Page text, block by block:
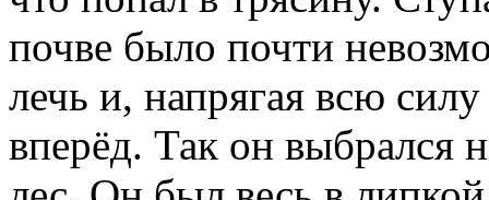
почве было почти
лечь и, напрягая всю
вперёд. Так он выбрался